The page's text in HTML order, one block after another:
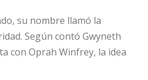
su nombre llamó la
Según contó Gwyneth
con Oprah Winfrey, la idea